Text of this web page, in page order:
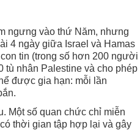
ngưng vào thứ Năm, nhưng
4 ngày giữa Israel và Hamas
tin (trong số hơn 200 người
tù nhân Palestine và cho phép
được gia hạn: mỗi lần
Một số quan chức chỉ miễn
thời gian tập hợp lại và gây